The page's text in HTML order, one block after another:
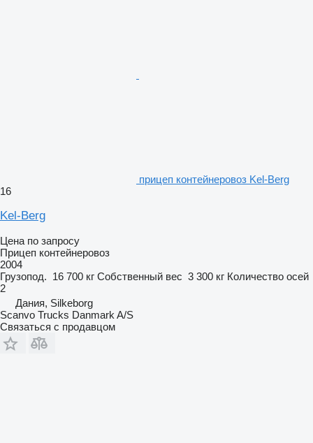
прицеп контейнеровоз Kel-Berg
16
Kel-Berg
Цена по запросу
Прицеп контейнеровоз
2004
Грузопод. 16 700 кг Собственный вес 3 300 кг Количество осей
2
Дания, Silkeborg
Scanvo Trucks Danmark A/S
Связаться с продавцом